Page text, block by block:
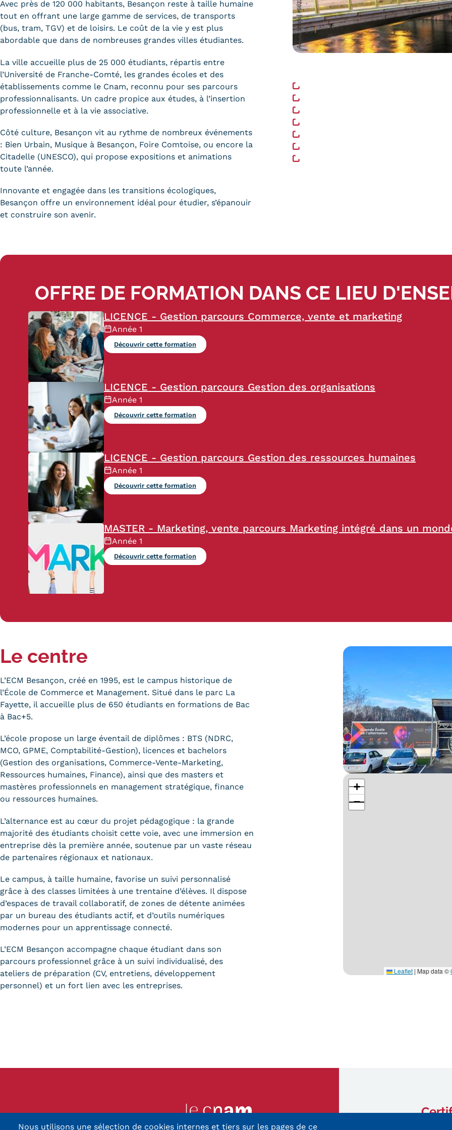
Avec près de 120 000 habitants, Besançon reste à taille humaine
tout en offrant une large gamme de services, de transports
(bus, tram, TGV) et de loisirs. Le coût de la vie y est plus
abordable que dans de nombreuses grandes villes étudiantes.
La ville accueille plus de 25 000 étudiants, répartis entre
l’Université de Franche-Comté, les grandes écoles et des
établissements comme le Cnam, reconnu pour ses parcours
professionnalisants. Un cadre propice aux études, à l’insertion
professionnelle et à la vie associative.
Côté culture, Besançon vit au rythme de nombreux événements
: Bien Urbain, Musique à Besançon, Foire Comtoise, ou encore la
Citadelle (UNESCO), qui propose expositions et animations
toute l’année.
Innovante et engagée dans les transitions écologiques,
Besançon offre un environnement idéal pour étudier, s’épanouir
et construire son avenir.
OFFRE DE FORMATION DANS CE LIEU
LICENCE - Gestion parcours Commerce, vente et marketing
Année 1
Découvrir cette formation
LICENCE - Gestion parcours Gestion des organisations
Année 1
Découvrir cette formation
LICENCE - Gestion parcours Gestion des ressources humaines
Année 1
Découvrir cette formation
MASTER - Marketing, vente parcours Marketing intégré dans un
Année 1
Découvrir cette formation
Le centre
L’ECM Besançon, créé en 1995, est le campus historique de
l’École de Commerce et Management. Situé dans le parc La
Fayette, il accueille plus de 650 étudiants en formations de Bac
à Bac+5.
L’école propose un large éventail de diplômes : BTS (NDRC,
MCO, GPME, Comptabilité-Gestion), licences et bachelors
(Gestion des organisations, Commerce-Vente-Marketing,
Ressources humaines, Finance), ainsi que des masters et
mastères professionnels en management stratégique, finance
ou ressources humaines.
L’alternance est au cœur du projet pédagogique : la grande
majorité des étudiants choisit cette voie, avec une immersion en
entreprise dès la première année, soutenue par un vaste réseau
de partenaires régionaux et nationaux.
Le campus, à taille humaine, favorise un suivi personnalisé
grâce à des classes limitées à une trentaine d’élèves. Il dispose
d’espaces de travail collaboratif, de zones de détente animées
par un bureau des étudiants actif, et d’outils numériques
modernes pour un apprentissage connecté.
L’ECM Besançon accompagne chaque étudiant dans son
parcours professionnel grâce à un suivi individualisé, des
ateliers de préparation (CV, entretiens, développement
personnel) et un fort lien avec les entreprises.
+
−
Leaflet | Map data ©
Nous utilisons une sélection de cookies internes et tiers sur les pages de ce